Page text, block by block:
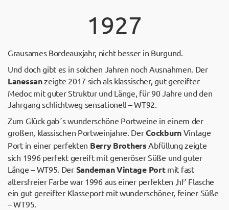
1927
Grausames Bordeauxjahr, nicht besser in Burgund.
Und doch gibt es in solchen Jahren noch Ausnahmen. Der
Lanessanzeigte 2017 sich als klassischer, gut gereifter
Medoc mit guter Struktur und Länge, für 90 Jahre und den
Jahrgang schlichtweg sensationell – WT92.
Zum Glück gab´s wunderschöne Portweine in einem der
großen, klassischen Portweinjahre. DerCockburnVintage
Port in einer perfekten Berry Brothers Abfüllung zeigte
sich 1996 perfekt gereift mit generöser Süße und guter
Länge – WT95. Der SandemanVintage Portmit fast
altersfreier Farbe war 1996 aus einer perfekten ‚hf’ Flasche
ein gut gereifter Klasseport mit wunderschöner, feiner Süße
– WT95.